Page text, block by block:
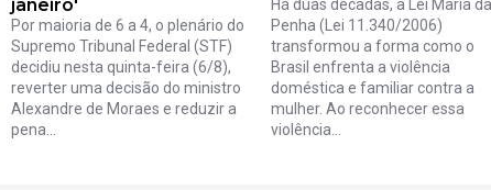
janeiro'
Por maioria de 6 a 4, o plenário do
Supremo Tribunal Federal (STF)
decidiu nesta quinta-feira (6/8),
reverter uma decisão do ministro
Alexandre de Moraes e reduzir a
pena...
Há duas décadas, a Lei Maria da
Penha (Lei 11.340/2006)
transformou a forma como o
Brasil enfrenta a violência
doméstica e familiar contra a
mulher. Ao reconhecer essa
violência...